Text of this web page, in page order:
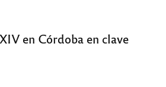
en Córdoba en clave